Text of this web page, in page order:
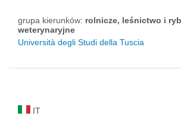
grupa kierunków: rolnicze, leśnictwo i
weterynaryjne
Università degli Studi della Tuscia
IT